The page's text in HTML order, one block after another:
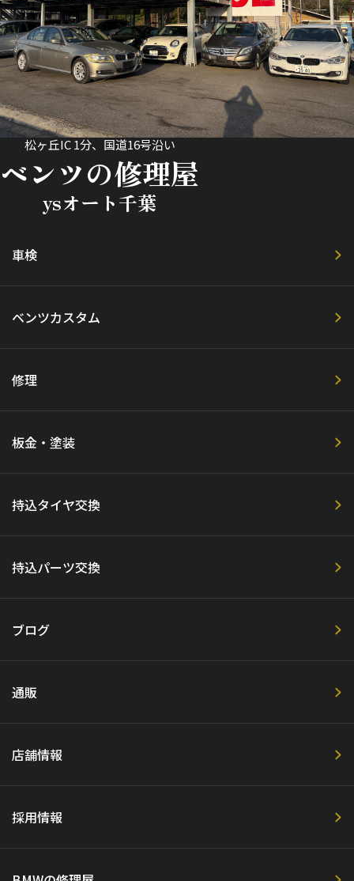
松ヶ丘IC 1分、国道16号沿い
ベンツの修理屋
ysオート千葉
車検
ベンツカスタム
修理
板金・塗装
持込タイヤ交換
持込パーツ交換
ブログ
通販
店舗情報
採用情報